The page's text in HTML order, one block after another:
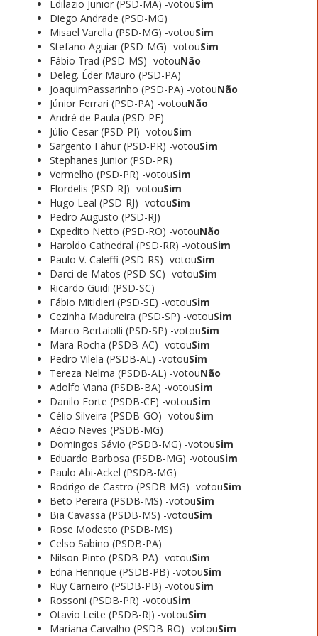
Edilazio Junior (PSD-MA) -votouSim
Diego Andrade (PSD-MG)
Misael Varella (PSD-MG) -votouSim
Stefano Aguiar (PSD-MG) -votouSim
Fábio Trad (PSD-MS) -votouNão
Deleg. Éder Mauro (PSD-PA)
JoaquimPassarinho (PSD-PA) -votouNão
Júnior Ferrari (PSD-PA) -votouNão
André de Paula (PSD-PE)
Júlio Cesar (PSD-PI) -votouSim
Sargento Fahur (PSD-PR) -votouSim
Stephanes Junior (PSD-PR)
Vermelho (PSD-PR) -votouSim
Flordelis (PSD-RJ) -votouSim
Hugo Leal (PSD-RJ) -votouSim
Pedro Augusto (PSD-RJ)
Expedito Netto (PSD-RO) -votouNão
Haroldo Cathedral (PSD-RR) -votouSim
Paulo V. Caleffi (PSD-RS) -votouSim
Darci de Matos (PSD-SC) -votouSim
Ricardo Guidi (PSD-SC)
Fábio Mitidieri (PSD-SE) -votouSim
Cezinha Madureira (PSD-SP) -votouSim
Marco Bertaiolli (PSD-SP) -votouSim
Mara Rocha (PSDB-AC) -votouSim
Pedro Vilela (PSDB-AL) -votouSim
Tereza Nelma (PSDB-AL) -votouNão
Adolfo Viana (PSDB-BA) -votouSim
Danilo Forte (PSDB-CE) -votouSim
Célio Silveira (PSDB-GO) -votouSim
Aécio Neves (PSDB-MG)
Domingos Sávio (PSDB-MG) -votouSim
Eduardo Barbosa (PSDB-MG) -votouSim
Paulo Abi-Ackel (PSDB-MG)
Rodrigo de Castro (PSDB-MG) -votouSim
Beto Pereira (PSDB-MS) -votouSim
Bia Cavassa (PSDB-MS) -votouSim
Rose Modesto (PSDB-MS)
Celso Sabino (PSDB-PA)
Nilson Pinto (PSDB-PA) -votouSim
Edna Henrique (PSDB-PB) -votouSim
Ruy Carneiro (PSDB-PB) -votouSim
Rossoni (PSDB-PR) -votouSim
Otavio Leite (PSDB-RJ) -votouSim
Mariana Carvalho (PSDB-RO) -votouSim